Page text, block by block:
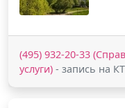
(495) 932-20-33
услуги) - запись на КТ